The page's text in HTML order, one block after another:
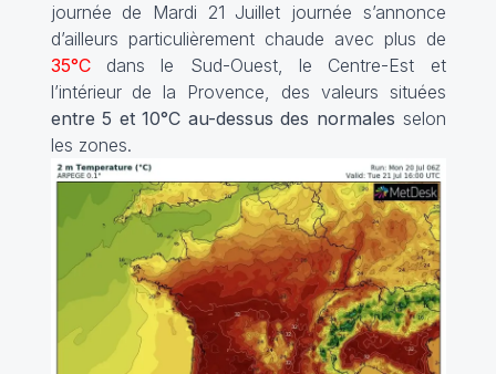
journée de Mardi 21 Juillet journée s’annonce
d’ailleurs particulièrement chaude avec plus de
35°Cdans le Sud-Ouest, le Centre-Est et
l’intérieur de la Provence, des valeurs situées
entre 5 et 10°C au-dessus des normales selon
les zones.